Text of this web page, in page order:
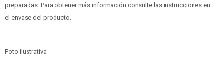
preparadas. Para obtener más información consulte las instrucciones en
el envase del producto.
Foto ilustrativa